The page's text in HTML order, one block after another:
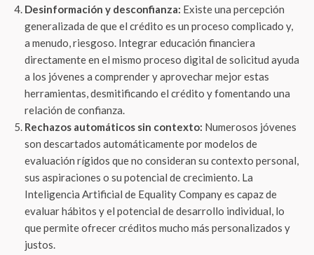
Desinformación y desconfianza: Existe una percepción
generalizada de que el crédito es un proceso complicado y,
a menudo, riesgoso. Integrar educación financiera
directamente en el mismo proceso digital de solicitud ayuda
a los jóvenes a comprender y aprovechar mejor estas
herramientas, desmitificando el crédito y fomentando una
relación de confianza.
Rechazos automáticos sin contexto: Numerosos jóvenes
son descartados automáticamente por modelos de
evaluación rígidos que no consideran su contexto personal,
sus aspiraciones o su potencial de crecimiento. La
Inteligencia Artificial de Equality Company es capaz de
evaluar hábitos y el potencial de desarrollo individual, lo
que permite ofrecer créditos mucho más personalizados y
justos.